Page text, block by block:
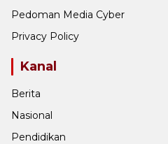
Pedoman Media Cyber
Privacy Policy
Kanal
Berita
Nasional
Pendidikan